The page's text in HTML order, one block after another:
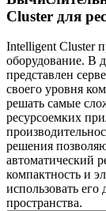
Cluster для
Intelligent Cluster
оборудование. В
представлен
своего уровня
решать самые
ресурсоемких
решения
автоматический
компактность и
использовать его
пространства.